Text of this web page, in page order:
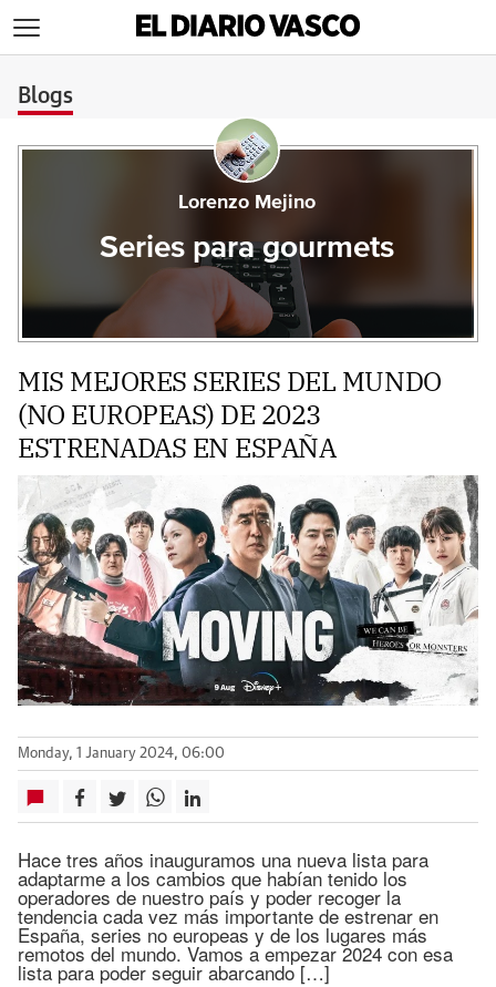
Blogs
Lorenzo Mejino
Series para gourmets
MIS MEJORES SERIES DEL MUNDO
(NO EUROPEAS) DE 2023
ESTRENADAS EN ESPAÑA
Monday, 1 January 2024, 06:00
Hace tres años inauguramos una nueva lista para
adaptarme a los cambios que habían tenido los
operadores de nuestro país y poder recoger la
tendencia cada vez más importante de estrenar en
España, series no europeas y de los lugares más
remotos del mundo. Vamos a empezar 2024 con esa
lista para poder seguir abarcando […]